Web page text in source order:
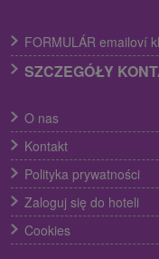
FORMULÁR emailoví
SZCZEGÓŁY
O nas
Kontakt
Polityka prywatności
Zaloguj się do hoteli
Cookies